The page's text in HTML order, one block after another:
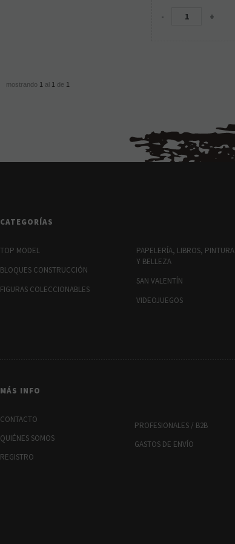
- +
mostrando 1 al 1 de 1
CATEGORÍAS
TOP MODEL
BLOQUES CONSTRUCCIÓN
FIGURAS COLECCIONABLES
PAPELERÍA, LIBROS, PINTURA
Y BELLEZA
SAN VALENTÍN
VIDEOJUEGOS
MÁS INFO
CONTACTO
QUIÉNES SOMOS
REGISTRO
PROFESIONALES / B2B
GASTOS DE ENVÍO